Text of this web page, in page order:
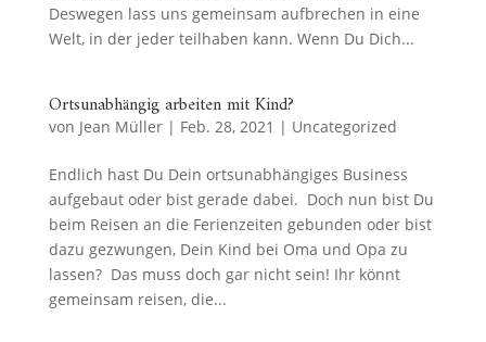
Deswegen lass uns gemeinsam aufbrechen in eine
Welt, in der jeder teilhaben kann. Wenn Du Dich...
Ortsunabhängig arbeiten mit Kind?
von Jean Müller| Feb. 28, 2021 | Uncategorized
Endlich hast Du Dein ortsunabhängiges Business
aufgebaut oder bist gerade dabei. Doch nun bist Du
beim Reisen an die Ferienzeiten gebunden oder bist
dazu gezwungen, Dein Kind bei Oma und Opa zu
lassen? Das muss doch gar nicht sein! Ihr könnt
gemeinsam reisen, die...